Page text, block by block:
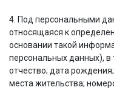
4. Под персональными
относящаяся к
основании такой
персональных данных),
отчество; дата
места жительства;